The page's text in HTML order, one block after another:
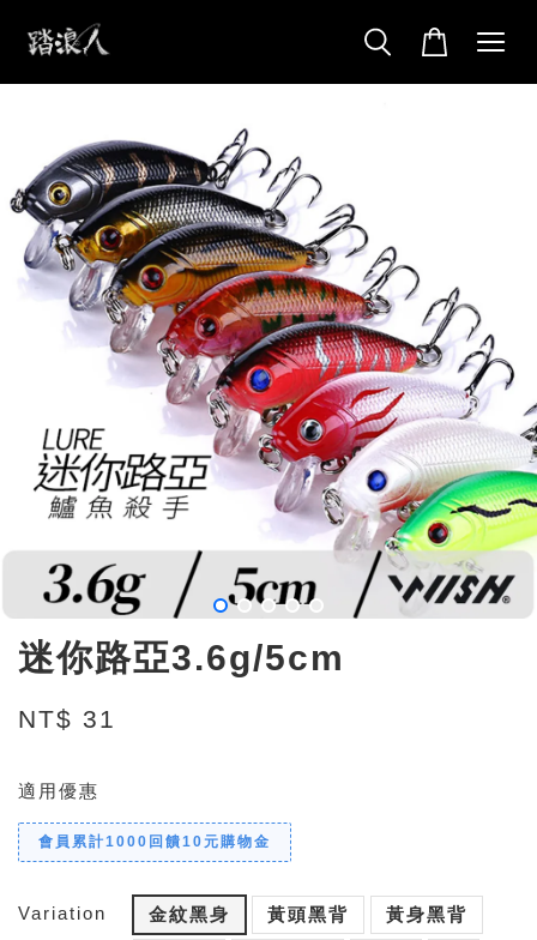
迷你路亞3.6g/5cm
NT$ 31
適用優惠
會員累計1000回饋10元購物金
Variation 金紋黑身 黃頭黑背 黃身黑背